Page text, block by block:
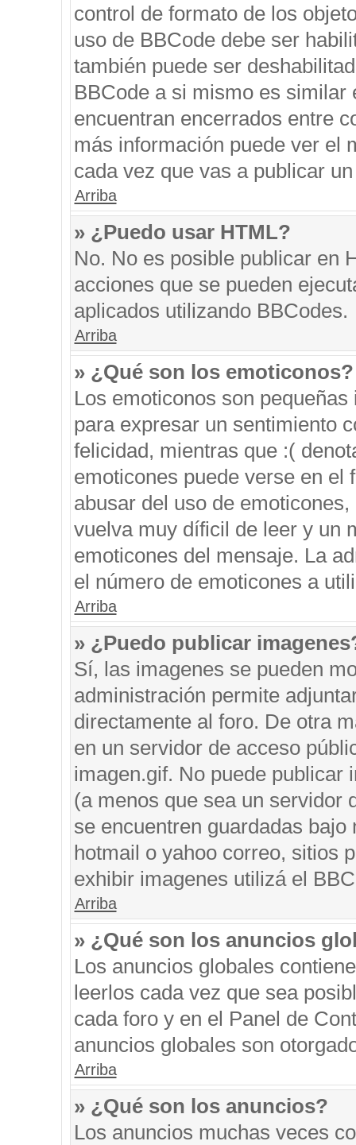
control de formato de los
uso de BBCode debe ser
también puede ser
BBCode a si mismo es
encuentran encerrados entre
más información puede ver el
cada vez que vas a publicar
Arriba
» ¿Puedo usar HTML?
No. No es posible publicar en
acciones que se pueden
aplicados utilizando BBCodes.
Arriba
» ¿Qué son los emoticonos?
Los emoticonos son
para expresar un sentimiento
felicidad, mientras que :(
emoticones puede verse en el
abusar del uso de
vuelva muy díficil de leer y un
emoticones del mensaje. La
el número de emoticones a
Arriba
» ¿Puedo publicar
Sí, las imagenes se pueden
administración permite
directamente al foro. De otra
en un servidor de acceso
imagen.gif. No puede publicar
(a menos que sea un servidor
se encuentren guardadas
hotmail o yahoo correo, sitios
exhibir imagenes utilizá el
Arriba
» ¿Qué son los anuncios
Los anuncios globales
leerlos cada vez que sea
cada foro y en el Panel de
anuncios globales son
Arriba
» ¿Qué son los anuncios?
Los anuncios muchas veces